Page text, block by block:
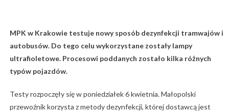
MPK w Krakowie testuje nowy sposób dezynfekcji tramwajów i
autobusów. Do tego celu wykorzystane zostały lampy
ultrafioletowe. Procesowi poddanych zostało kilka różnych
typów pojazdów.
Testy rozpoczęły się w poniedziałek 6 kwietnia. Małopolski
przewoźnik korzysta z metody dezynfekcji, której dostawcą jest